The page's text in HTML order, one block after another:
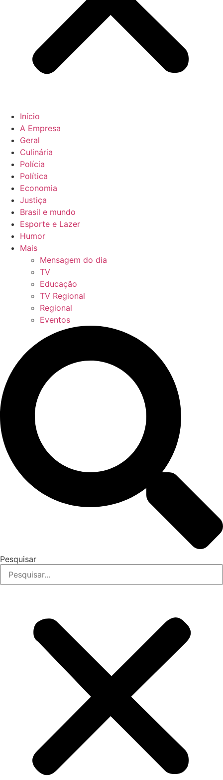
Início
A Empresa
Geral
Culinária
Polícia
Política
Economia
Justiça
Brasil e mundo
Esporte e Lazer
Humor
Mais
Mensagem do dia
TV
Educação
TV Regional
Regional
Eventos
Pesquisar